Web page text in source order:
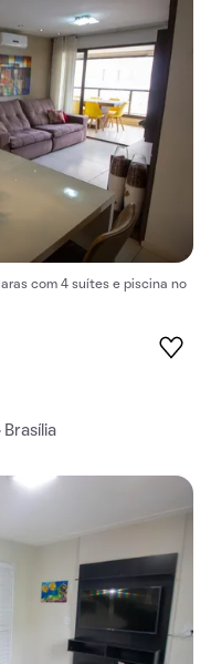
com 4 suítes e piscina no
Brasília